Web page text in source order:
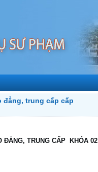
trung cấp cấp
ĐẲNG, TRUNG CẤP
KHÓA 02